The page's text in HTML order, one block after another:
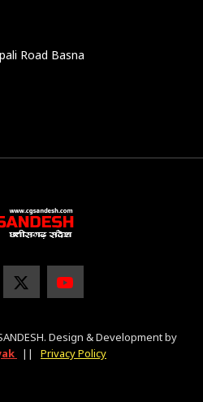
Road Basna
Design & Development by
|| Privacy Policy